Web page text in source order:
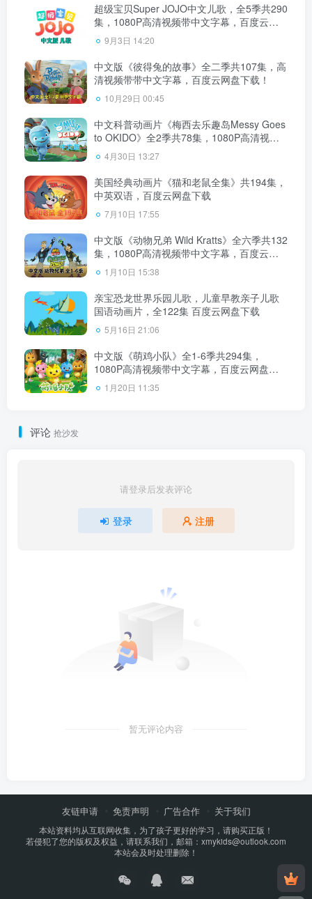
超级宝贝Super JOJO中文儿歌，全5季共290
集，1080P高清视频带中文字幕，百度云网
盘下载！
9月3日 14:20
中文版《彼得兔的故事》全二季共107集，高
清视频带带中文字幕，百度云网盘下载！
10月29日 00:45
中文科普动画片《梅西去乐趣岛Messy Goes
to OKIDO》全2季共78集，1080P高清视
频，百度云网盘下载
4月30日 13:27
美国经典动画片《猫和老鼠全集》共194集，
中英双语，百度云网盘下载
7月10日 17:55
中文版《动物兄弟 Wild Kratts》全六季共132
集，1080P高清视频带中文字幕，百度云网
盘下载！
1月10日 15:38
亲宝恐龙世界乐园儿歌，儿童早教亲子儿歌
国语动画片，全122集 百度云网盘下载
5月16日 21:06
中文版《萌鸡小队》全1-6季共294集，
1080P高清视频带中文字幕，百度云网盘下
载！
1月20日 11:35
评论 抢沙发
请登录后发表评论
登录 注册
暂无评论内容
友链申请 免责声明 广告合作 关于我们
本站资料均从互联网收集，为了孩子更好的学习，请购买正版！
若侵犯了您的版权及权益，请联系我们，邮箱：xmykids@outlook.com
本站会及时处理删除！